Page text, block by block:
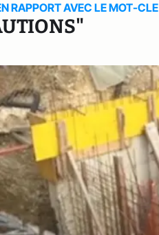
RAPPORT AVEC LE MOT-CLE